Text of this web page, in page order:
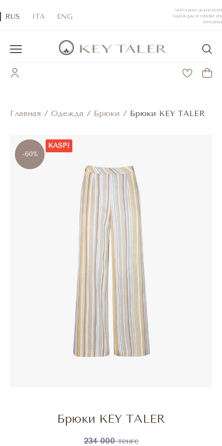
RUS ITA ENG
МАГАЗИН ЖЕНСКОЙ
ОДЕЖДЫ И ОБУВИ ИЗ
ИТАЛИИ
Главная / Одежда / Брюки / Брюки KEY TALER
-60%
KASPI
Брюки KEY TALER
234 000 тенге